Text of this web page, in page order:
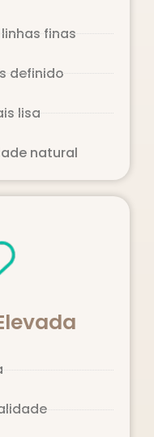
finas
definido
lisa
natural